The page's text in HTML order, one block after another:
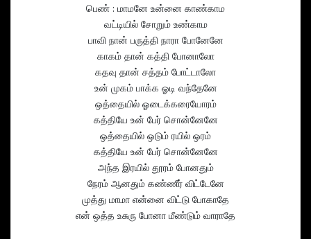
பெண் : மாமனே உன்னை காண்காம
வட்டியில் சோறும் உண்காம
பாவி நான் பருத்தி நாரா போனேனே
காகம் தான் கத்தி போனாலோ
கதவு தான் சத்தம் போட்டாலோ
உன் முகம் பாக்க ஓடி வந்தேனே
ஒத்தையில் ஓடைக்கரையோரம்
கத்தியே உன் பேர் சொன்னேனே
ஒத்தையில் ஒடும் ரயில் ஒரம்
கத்தியே உன் பேர் சொன்னேனே
அந்த இரயில் தூரம் போனதும்
நேரம் ஆனதும் கண்ணீர் விட்டேனே
முத்து மாமா என்னை விட்டு போகாதே
என் ஒத்த உசுரு போனா மீண்டும் வாராதே